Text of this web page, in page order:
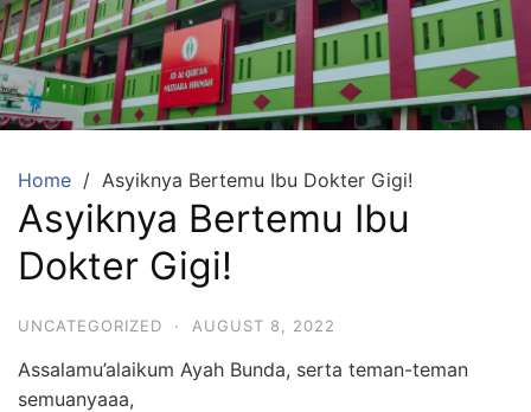
Skip
to
content
SDA
Mutiara
Tambun
Selatan
Bekasi
Berakhlaq
dan
Berprestasi
Home Asyiknya Bertemu Ibu Dokter Gigi!
Asyiknya Bertemu Ibu
Dokter Gigi!
UNCATEGORIZED · AUGUST 8, 2022
Assalamu’alaikum Ayah Bunda, serta teman-teman
semuanyaaa,